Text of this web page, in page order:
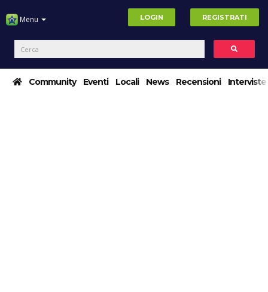
Menu LOGIN REGISTRATI
Community Eventi Locali News Recensioni Interviste